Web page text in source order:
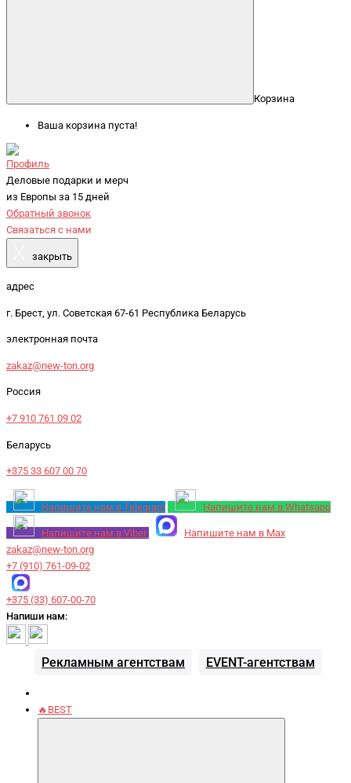
Корзина
Ваша корзина пуста!
Профиль
Деловые подарки и мерч
из Европы за 15 дней
Обратный звонок
Связаться с нами
закрыть
адрес
г. Брест, ул. Советская 67-61 Республика Беларусь
электронная почта
zakaz@new-ton.org
Россия
+7 910 761 09 02
Беларусь
+375 33 607 00 70
Напишите нам в Telegram Напишите нам в Whatsapp
Напишите нам в Viber
Напишите нам в Max
zakaz@new-ton.org
+7 (910) 761-09-02
+375 (33) 607-00-70
Напиши нам:
Рекламным агентствам EVENT-агентствам
🔥BEST